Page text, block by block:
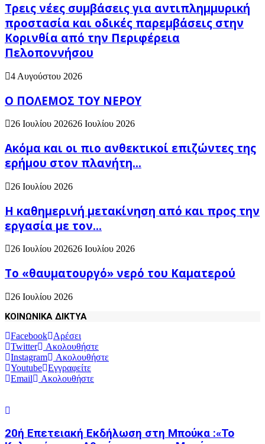
Τρεις νέες συμβάσεις για αντιπλημμυρική
προστασία και οδικές παρεμβάσεις στην
Κορινθία από την Περιφέρεια
Πελοποννήσου
4 Αυγούστου 2026
Ο ΠΟΛΕΜΟΣ ΤΟΥ ΝΕΡΟΥ
26 Ιουλίου 202626 Ιουλίου 2026
Ακόμα και οι πιο ανθεκτικοί επιζώντες της
ερήμου στον πλανήτη...
26 Ιουλίου 2026
H καθημερινή μετακίνηση από και προς την
εργασία με τον...
26 Ιουλίου 202626 Ιουλίου 2026
Το «θαυματουργό» νερό του Καματερού
26 Ιουλίου 2026
ΚΟΙΝΩΝΙΚΑ ΔΙΚΤΥΑ
Facebook
Αρέσει
Twitter
Ακολουθήστε
Instagram
Ακολουθήστε
Youtube Εγγραφείτε
Email
Ακολουθήστε
20ή Επετειακή Εκδήλωση στη Μπούκα :«Το